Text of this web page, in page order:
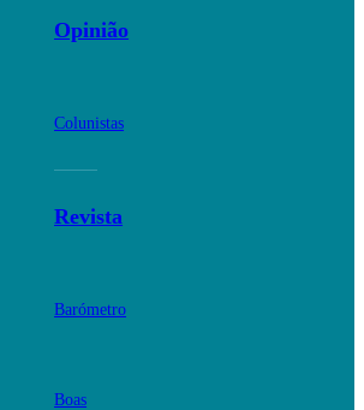
Opinião
Colunistas
Revista
Barómetro
Boas